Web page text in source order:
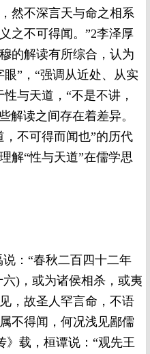
然不深言天与命之相系
之不可得闻。”2李泽厚
的解读有所综合，认为
”，“强调从近处、从实
与天道，“不是不讲，
解读之间存在着差异。
，不可得而闻也”的历代
解“性与天道”在儒学思
：“春秋二百四十二年
)，或为诸侯相杀，或夷
，故圣人罕言命，不语
不得闻，何况浅见鄙儒
》载，桓谭说：“观先王